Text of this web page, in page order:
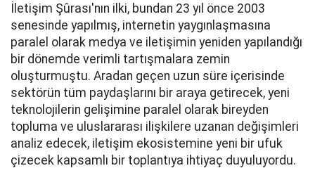
İletişim Şûrası'nın ilki, bundan 23 yıl önce 2003
senesinde yapılmış, internetin yaygınlaşmasına
paralel olarak medya ve iletişimin yeniden yapılandığı
bir dönemde verimli tartışmalara zemin
oluşturmuştu. Aradan geçen uzun süre içerisinde
sektörün tüm paydaşlarını bir araya getirecek, yeni
teknolojilerin gelişimine paralel olarak bireyden
topluma ve uluslararası ilişkilere uzanan değişimleri
analiz edecek, iletişim ekosistemine yeni bir ufuk
çizecek kapsamlı bir toplantıya ihtiyaç duyuluyordu.